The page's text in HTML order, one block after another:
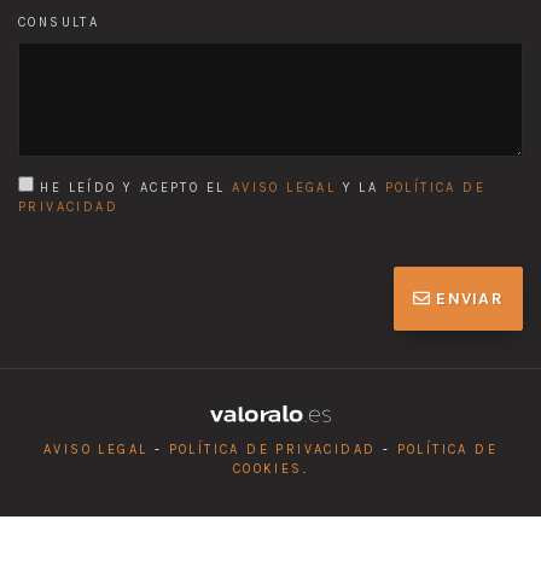
CONSULTA
HE LEÍDO Y ACEPTO EL AVISO LEGAL Y LA
POLÍTICA DE
PRIVACIDAD
ENVIAR
AVISO LEGAL - POLÍTICA DE PRIVACIDAD -
POLÍTICA DE
COOKIES .